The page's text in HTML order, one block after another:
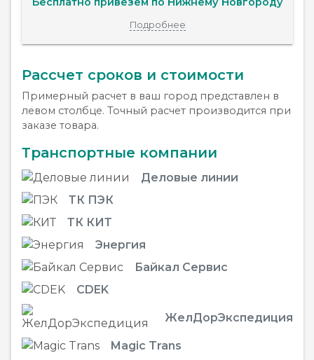
Подробнее
Рассчет сроков и стоимости
Примерный расчет в ваш город представлен в
левом столбце. Точный расчет производится при
заказе товара.
Транспортные компании
Деловые линии
ТК ПЭК
ТК КИТ
Энергия
Байкал Сервис
CDEK
ЖелДорЭкспедиция
Magic Trans